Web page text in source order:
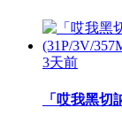
3天前
「哎我黑切